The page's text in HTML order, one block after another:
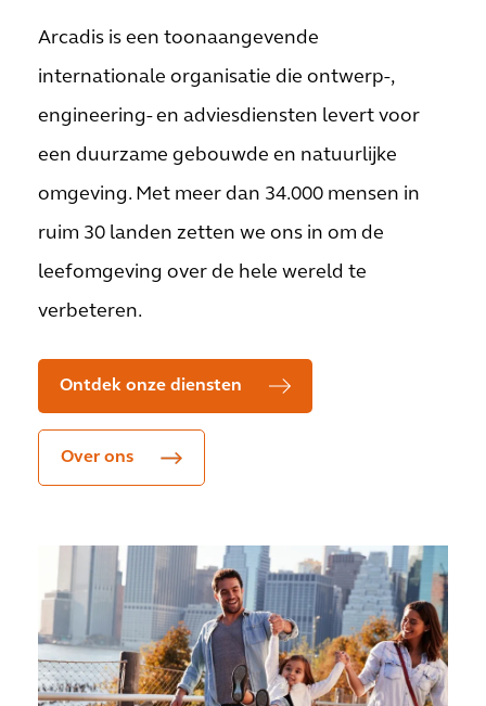
Arcadis is een toonaangevende
internationale organisatie die ontwerp-,
engineering- en adviesdiensten levert voor
een duurzame gebouwde en natuurlijke
omgeving. Met meer dan 34.000 mensen in
ruim 30 landen zetten we ons in om de
leefomgeving over de hele wereld te
verbeteren.
Ontdek onze diensten
Over ons